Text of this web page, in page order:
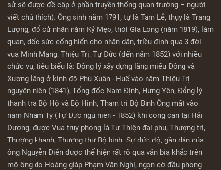
sử sẽ được đề cập ở phần truyền thống quan trường – người
viết chú thích). Ông sinh năm 1791, tự là Tam Lễ, thụy là Trang
Lượng, đổ cử nhân năm Kỷ Mẹo, thời Gia Long (năm 1819), làm
quan, dốc sức cống hiến cho nhân dân, triều đình qua 3 đời
vua Minh Mạng, Thiệu Trị, Tự Đức (đến năm 1852) với nhiều
chức vụ, tiêu biểu là: Đổng lý xây dựng lăng miếu Đông và
Xương lăng ở kinh đô Phú Xuân - Huế vào năm Thiệu Trị
nguyên niên (1841), Tổng đốc Nam Định, Hưng Yên, Đổng lý
thanh tra Bộ Hộ và Bộ Hình, Tham tri Bộ Binh Ông mất vào
năm Nhâm Tý (Tự Đức ngũ niên - 1852) khi công cán tại Hải
Dương, được Vua truy phong là Tư Thiện đại phu, Thượng tri,
Thượng khanh, Thượng thư Bộ binh. Sự đức độ, gần dân của
ông Nguyễn Điển được thể hiện rất rõ qua văn bia khắc trên
mộ ông do Hoàng giáp Phạm Văn Nghị, ngọn cờ đầu phong